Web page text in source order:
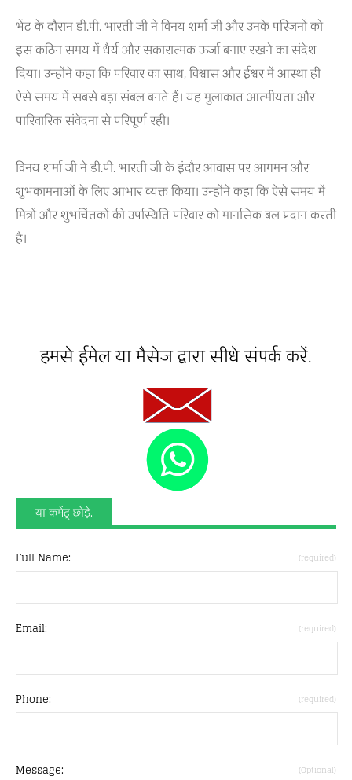
भेंट के दौरान डी.पी. भारती जी ने विनय शर्मा जी और उनके परिजनों को
इस कठिन समय में धैर्य और सकारात्मक ऊर्जा बनाए रखने का संदेश
दिया। उन्होंने कहा कि परिवार का साथ, विश्वास और ईश्वर में आस्था ही
ऐसे समय में सबसे बड़ा संबल बनते हैं। यह मुलाकात आत्मीयता और
पारिवारिक संवेदना से परिपूर्ण रही।
विनय शर्मा जी ने डी.पी. भारती जी के इंदौर आवास पर आगमन और
शुभकामनाओं के लिए आभार व्यक्त किया। उन्होंने कहा कि ऐसे समय में
मित्रों और शुभचिंतकों की उपस्थिति परिवार को मानसिक बल प्रदान करती
है।
हमसे ईमेल या मैसेज द्वारा सीधे संपर्क करें.
या कमेंट् छोड़े.
Full Name: (required)
Email: (required)
Phone: (required)
Message: (Optional)